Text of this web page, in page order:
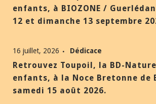
enfants, à BIOZONE /
12 et dimanche 13 septembre
16 juillet, 2026 Dédicace
Retrouvez Toupoil, la BD-
enfants, à la Noce Bretonne de
samedi 15 août 2026.